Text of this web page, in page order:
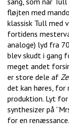
fløjten med
klassisk Tull med
fortidens
analoge) lyd fra
blev skudt i gang
meget andet
er store dele af
det kan høres,
produktion. Lyt for
synthesizer på
for en renæssance.